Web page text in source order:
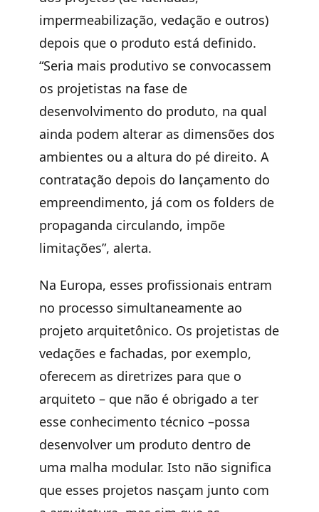
impermeabilização, vedação e outros)
depois que o produto está definido.
“Seria mais produtivo se convocassem
os projetistas na fase de
desenvolvimento do produto, na qual
ainda podem alterar as dimensões dos
ambientes ou a altura do pé direito. A
contratação depois do lançamento do
empreendimento, já com os folders de
propaganda circulando, impõe
limitações”, alerta.
Na Europa, esses profissionais entram
no processo simultaneamente ao
projeto arquitetônico. Os projetistas de
vedações e fachadas, por exemplo,
oferecem as diretrizes para que o
arquiteto – que não é obrigado a ter
esse conhecimento técnico –possa
desenvolver um produto dentro de
uma malha modular. Isto não significa
que esses projetos nasçam junto com